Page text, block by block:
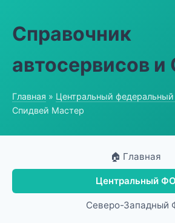
Справочник
автосервисов
Главная » Центральный федеральный
Спидвей Мастер
🏠 Главная
Центральный ФО
Северо-Западный